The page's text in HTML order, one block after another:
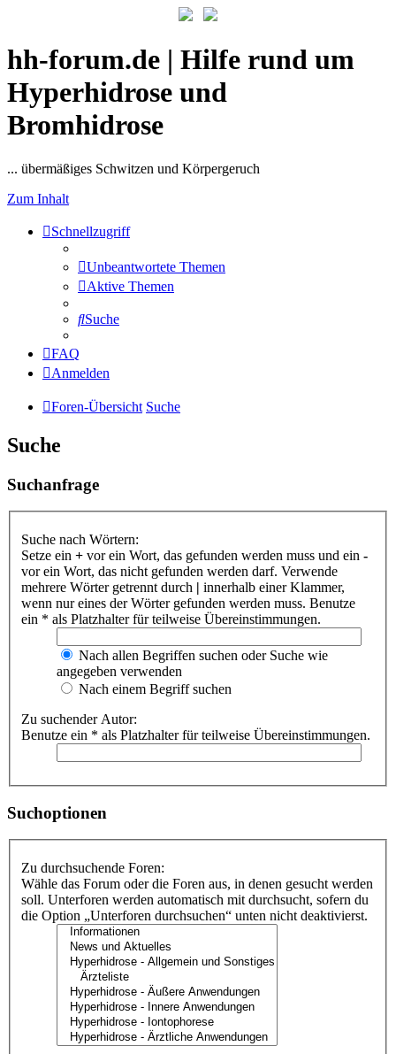
hh-forum.de | Hilfe rund um
Hyperhidrose und
Bromhidrose
... übermäßiges Schwitzen und Körpergeruch
Zum Inhalt
Schnellzugriff
Unbeantwortete Themen
Aktive Themen
Suche
FAQ
Anmelden
Foren-Übersicht Suche
Suche
Suchanfrage
Suche nach Wörtern:
Setze ein + vor ein Wort, das gefunden werden muss und ein -
vor ein Wort, das nicht gefunden werden darf. Verwende
mehrere Wörter getrennt durch | innerhalb einer Klammer,
wenn nur eines der Wörter gefunden werden muss. Benutze
ein * als Platzhalter für teilweise Übereinstimmungen.
Nach allen Begriffen suchen oder Suche wie
angegeben verwenden
Nach einem Begriff suchen
Zu suchender Autor:
Benutze ein * als Platzhalter für teilweise Übereinstimmungen.
Suchoptionen
Zu durchsuchende Foren:
Wähle das Forum oder die Foren aus, in denen gesucht werden
soll. Unterforen werden automatisch mit durchsucht, sofern du
die Option „Unterforen durchsuchen“ unten nicht deaktivierst.